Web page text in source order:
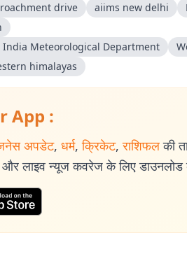
drive aiims new delhi
India Meteorological Department
himalayas
App :
अपडेट, धर्म, क्रिकेट, राशिफल की
और लाइव न्यूज कवरेज के लिए डाउनलोड